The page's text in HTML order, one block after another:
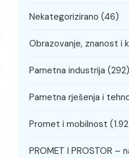
Nekategorizirano (46)
Obrazovanje, znanost i
Pametna industrija (292)
Pametna rješenja i
Promet i mobilnost
PROMET I PROSTOR –